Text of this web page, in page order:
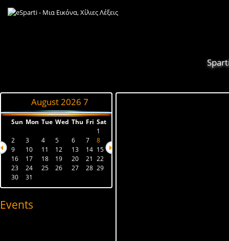
August 2026 7
Sun Mon Tue Wed Thu Fri Sat
1
2
3 4 5 6 7
8
9
10 11 12 13 14 15
16
17 18 19 20 21
22
23
24 25 26 27 28 29
30
31
Events